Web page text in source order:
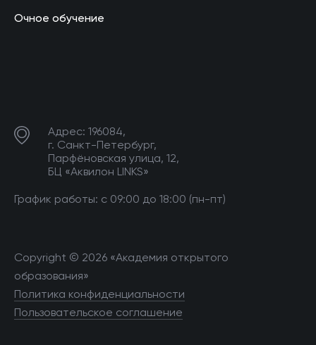
Очное обучение
Адрес: 196084,
г. Санкт-Петербург,
Парфёновская улица, 12,
БЦ «Аквилон LINKS»
График работы: с 09:00 до 18:00 (пн-пт)
Copyright © 2026 «Академия открытого
образования»
Политика конфиденциальности
Пользовательское соглашение